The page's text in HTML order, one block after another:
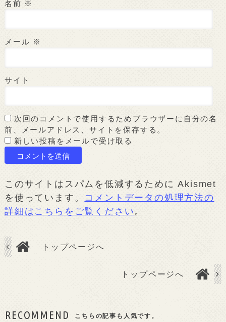
名前 ※
メール ※
サイト
次回のコメントで使用するためブラウザーに自分の名
前、メールアドレス、サイトを保存する。
新しい投稿をメールで受け取る
このサイトはスパムを低減するために Akismet
を使っています。 コメントデータの処理方法の
詳細はこちらをご覧ください 。
トップページへ
トップページへ
RECOMMEND こちらの記事も人気です。